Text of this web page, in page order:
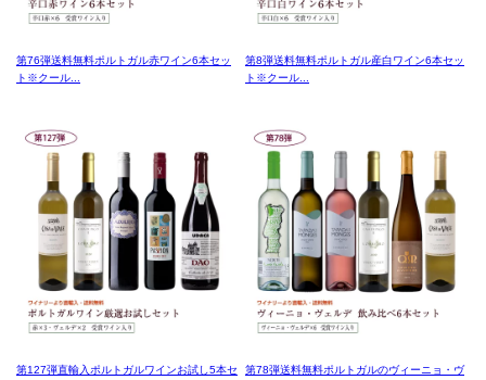
第76弾送料無料ポルトガル赤ワイン6本セッ
ト※クール...
第8弾送料無料ポルトガル産白ワイン6本セッ
ト※クール...
第127弾直輸入ポルトガルワインお試し5本セ
第78弾送料無料ポルトガルのヴィーニョ・ヴ